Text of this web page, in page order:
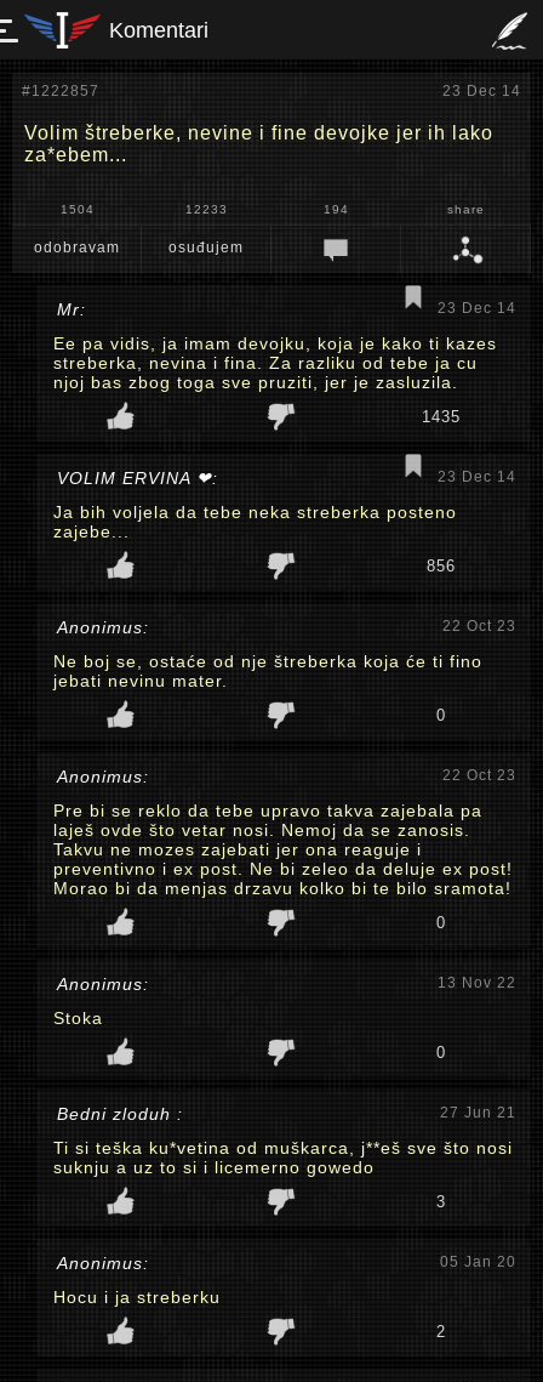
Komentari
#1222857 23 Dec 14
Volim štreberke, nevine i fine devojke jer ih lako
za*ebem...
1504 12233 194 share
odobravam osuđujem
Mr: 23 Dec 14
Ee pa vidis, ja imam devojku, koja je kako ti kazes
streberka, nevina i fina. Za razliku od tebe ja cu
njoj bas zbog toga sve pruziti, jer je zasluzila.
1435
VOLIM ERVINA ❤: 23 Dec 14
Ja bih voljela da tebe neka streberka posteno
zajebe...
856
Anonimus: 22 Oct 23
Ne boj se, ostaće od nje štreberka koja će ti fino
jebati nevinu mater.
0
Anonimus: 22 Oct 23
Pre bi se reklo da tebe upravo takva zajebala pa
laješ ovde što vetar nosi. Nemoj da se zanosis.
Takvu ne mozes zajebati jer ona reaguje i
preventivno i ex post. Ne bi zeleo da deluje ex post!
Morao bi da menjas drzavu kolko bi te bilo sramota!
0
Anonimus: 13 Nov 22
Stoka
0
Bedni zloduh : 27 Jun 21
Ti si teška ku*vetina od muškarca, j**eš sve što nosi
suknju a uz to si i licemerno gowedo
3
Anonimus: 05 Jan 20
Hocu i ja streberku
2